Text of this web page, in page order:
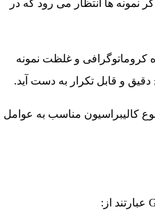
نمونه ها انتظار می رود که در
کروماتوگرافی و غلظت نمونه
نوع کالیبراسیون مناسب به عوامل